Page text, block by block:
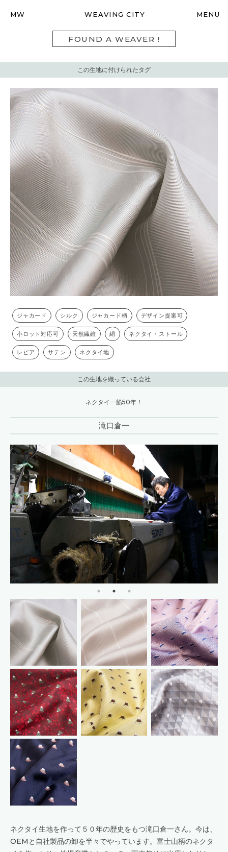
MW MENU
WEAVING CITY
FOUND A WEAVER !
この生地に付けられたタグ
ジャカード シルク ジャカード柄 デザイン提案可
小ロット対応可 天然繊維 絹 ネクタイ・ストール
レピア サテン ネクタイ地
この生地を織っている会社
ネクタイ一筋50年！
滝口倉一
ネクタイ生地を作って５０年の歴史をもつ滝口倉一さん。今は、
OEMと自社製品の卸を半々でやっています。富士山柄のネクタ